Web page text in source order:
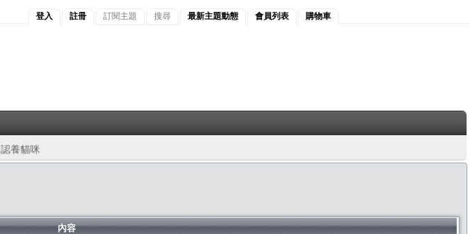
登入 註冊 訂閱主題 搜尋 最新主題動態 會員列表 購物車
認養貓咪
內容